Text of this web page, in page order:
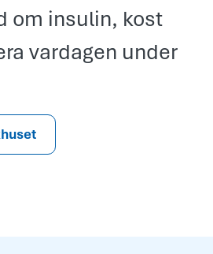
om insulin, kost
vardagen under